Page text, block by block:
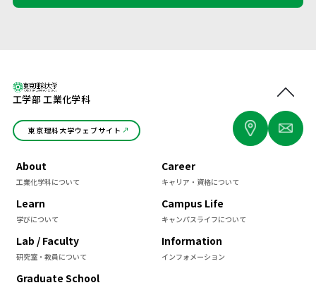
工学部 工業化学科
東京理科大学ウェブサイト
About
工業化学科について
Learn
学びについて
Lab / Faculty
研究室・教員について
Graduate School
Career
キャリア・資格について
Campus Life
キャンパスライフについて
Information
インフォメーション